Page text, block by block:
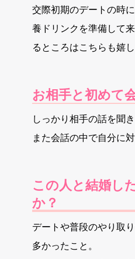
交際初期のデートの時
養ドリンクを準備して
るところはこちらも嬉し
お相手と初めて
しっかり相手の話を聞
また会話の中で自分に
この人と結婚し
か？
デートや普段のやり取
多かったこと。